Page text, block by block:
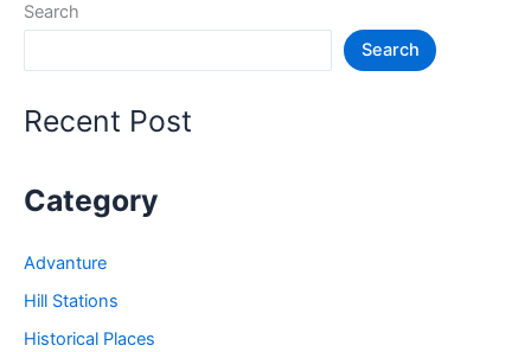
घूमने
Andaman
Tourist
Places
Search
Search
Recent Post
Category
Advanture
Hill Stations
Historical Places